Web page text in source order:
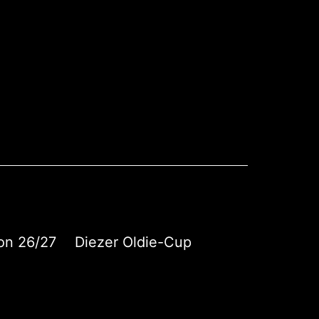
26/27 Diezer Oldie-Cup